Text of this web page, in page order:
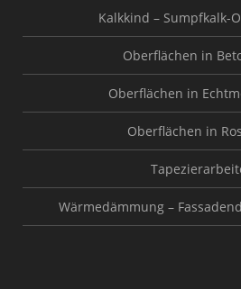
Kalkkind – Sumpfkalk-
Oberflächen in
Oberflächen in
Oberflächen in
Wärmedämmung –